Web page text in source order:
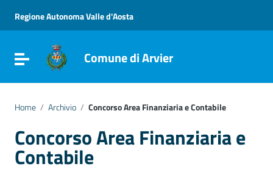
Vai al menu di navigazione
Vai al footer
Regione Autonoma Valle d'Aosta
Attiva / disattiva la navigazione
Comune di Arvier
Home / Archivio / Concorso Area Finanziaria e Contabile
Concorso Area Finanziaria e
Contabile